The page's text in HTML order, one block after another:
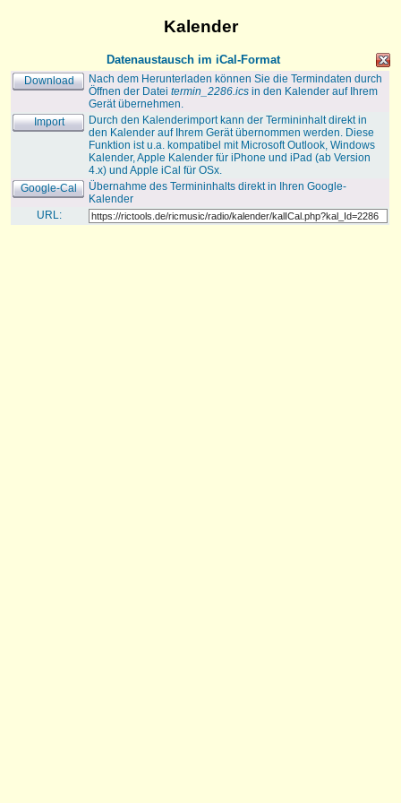
Kalender
Datenaustausch im iCal-Format
Download
Nach dem Herunterladen können Sie die Termindaten durch
Öffnen der Dateitermin_2286.ics in den Kalender auf Ihrem
Gerät übernehmen.
Import
Durch den Kalenderimport kann der Termininhalt direkt in
den Kalender auf Ihrem Gerät übernommen werden. Diese
Funktion ist u.a. kompatibel mit Microsoft Outlook, Windows
Kalender, Apple Kalender für iPhone und iPad (ab Version
4.x) und Apple iCal für OSx.
Google-Cal
Übernahme des Termininhalts direkt in Ihren Google-
Kalender
URL: